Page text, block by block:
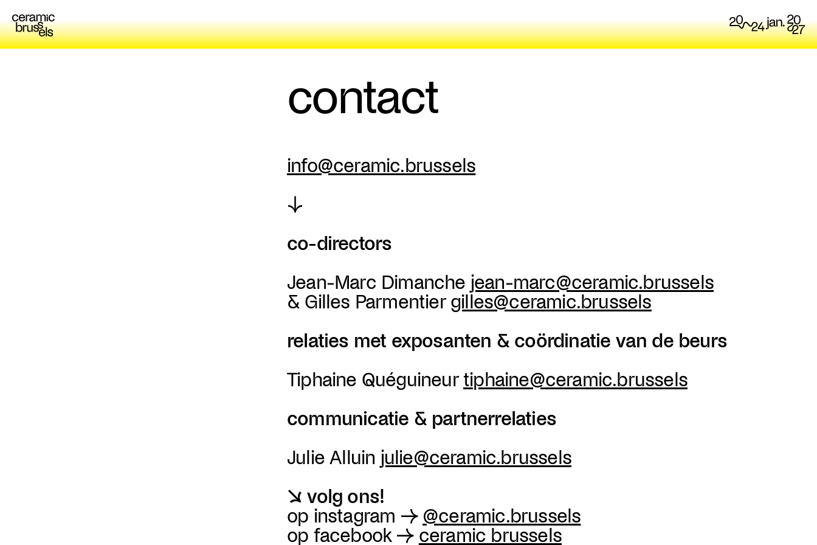
contact
info@ceramic.brussels
↓
co-directors
Jean-Marc Dimanche jean-marc@ceramic.brussels
& Gilles Parmentier gilles@ceramic.brussels
relaties met exposanten & coördinatie van de beurs
Tiphaine Quéguineur tiphaine@ceramic.brussels
communicatie & partnerrelaties
Julie Alluin julie@ceramic.brussels
↘ volg ons!
op instagram → @ceramic.brussels
op facebook → ceramic brussels